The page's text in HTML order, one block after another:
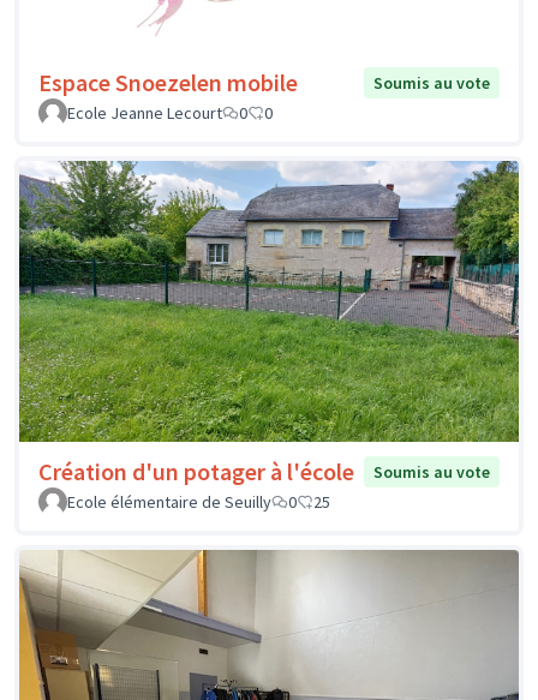
Espace Snoezelen mobile
Soumis au vote
Ecole Jeanne Lecourt
0 0
Création d'un potager à l'école
Soumis au vote
Ecole élémentaire de Seuilly
0 25